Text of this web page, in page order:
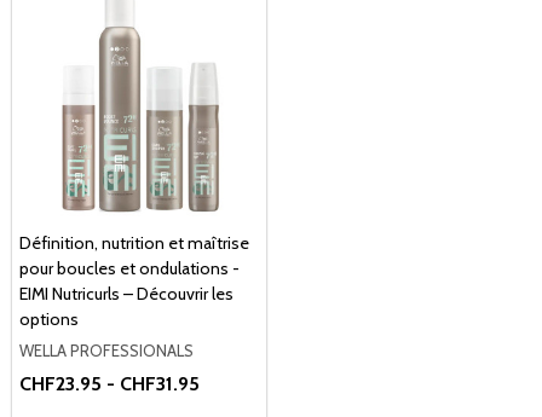
Définition, nutrition et maîtrise
pour boucles et ondulations -
EIMI Nutricurls – Découvrir les
options
WELLA PROFESSIONALS
CHF23.95 - CHF31.95